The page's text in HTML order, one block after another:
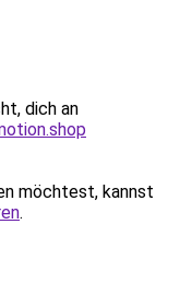
dich an
möchtest, kannst
.